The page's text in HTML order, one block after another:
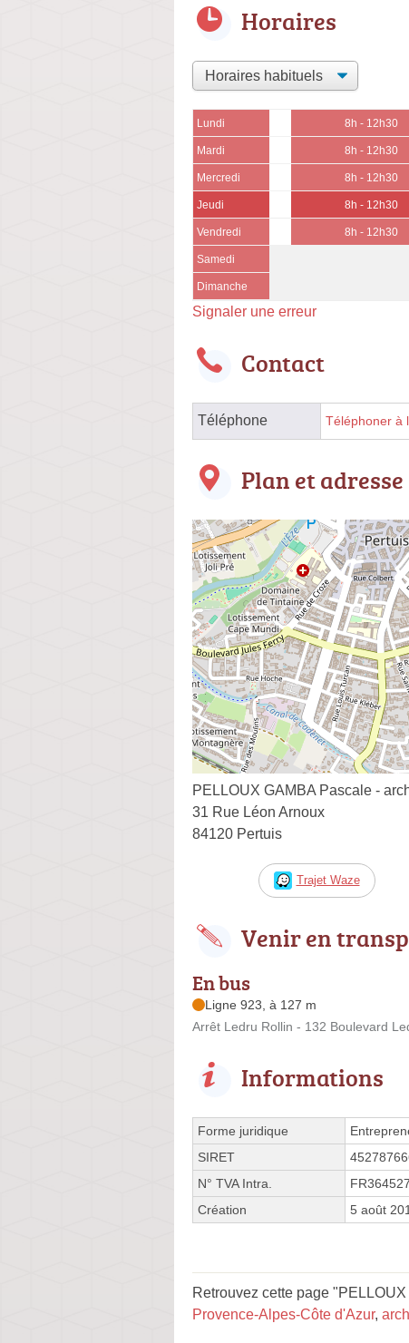
Horaires
Lundi 8h - 12h30
Mardi 8h - 12h30
Mercredi 8h - 12h30
Jeudi 8h - 12h30
Vendredi 8h - 12h30
Samedi
Dimanche
Signaler une erreur
Contact
Téléphone Téléphoner à
Plan et adresse
PELLOUX GAMBA Pascale -
31 Rue Léon Arnoux
84120 Pertuis
Trajet Waze
Venir en
En bus
Ligne 923, à 127 m
Arrêt Ledru Rollin - 132 Boulevard
Informations
Forme juridique
SIRET
N° TVA Intra.
Création
5 août
Retrouvez cette page
Provence-Alpes-Côte d'Azur,